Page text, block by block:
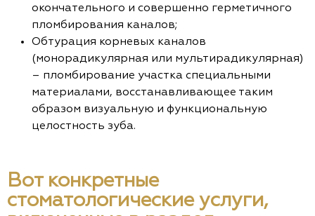
окончательного и совершенно герметичного
пломбирования каналов;
Обтурация корневых каналов
(монорадикулярная или мультирадикулярная)
– пломбирование участка специальными
материалами, восстанавливающее таким
образом визуальную и функциональную
целостность зуба.
Вот конкретные
стоматологические услуги,